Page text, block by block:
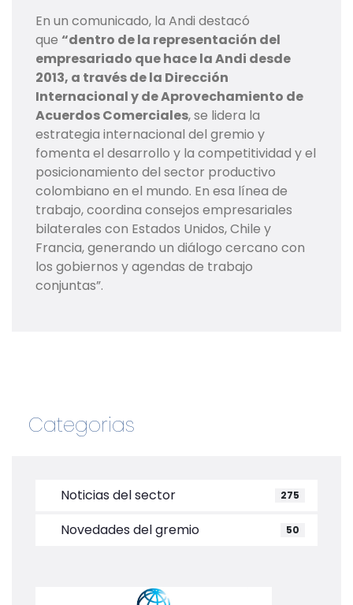
En un comunicado, la Andi destacó
que “dentro de la representación del
empresariado que hace la Andi desde
2013, a través de la Dirección
Internacional y de Aprovechamiento de
Acuerdos Comerciales, se lidera la
estrategia internacional del gremio y
fomenta el desarrollo y la competitividad y el
posicionamiento del sector productivo
colombiano en el mundo. En esa línea de
trabajo, coordina consejos empresariales
bilaterales con Estados Unidos, Chile y
Francia, generando un diálogo cercano con
los gobiernos y agendas de trabajo
conjuntas”.
Categorias
Noticias del sector 275
Novedades del gremio 50